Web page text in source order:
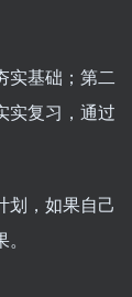
实基础；第二
实复习，通过
划，如果自己